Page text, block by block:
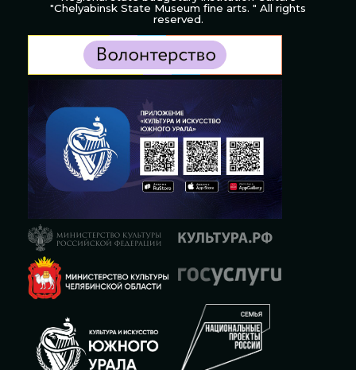
"Chelyabinsk State Museum fine arts. " All rights
reserved.